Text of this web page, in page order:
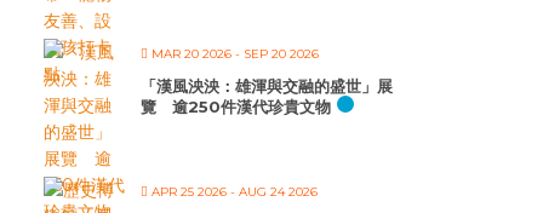
MAR 20 2026 - SEP 20 2026
「漢風泱泱：雄渾與交融的盛世」展
覽 逾250件漢代珍貴文物
APR 25 2026 - AUG 24 2026